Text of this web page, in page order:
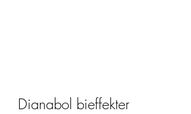
Dianabol bieffekter